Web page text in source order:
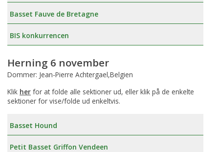
Basset Fauve de Bretagne
BIS konkurrencen
Herning 6 november
Dommer: Jean-Pierre Achtergael,Belgien
Klik her for at folde alle sektioner ud, eller klik på de enkelte
sektioner for vise/folde ud enkeltvis.
Basset Hound
Petit Basset Griffon Vendeen